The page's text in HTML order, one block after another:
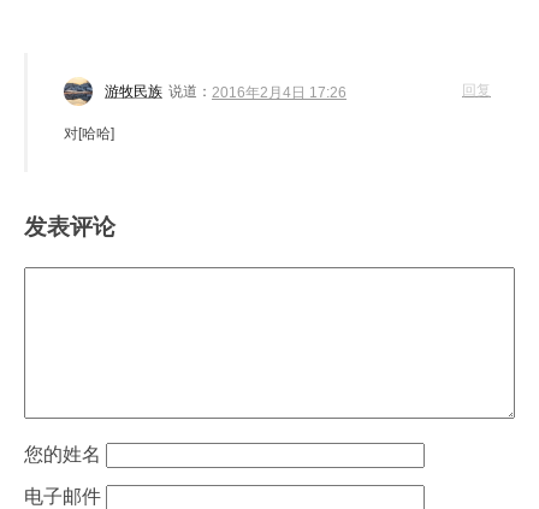
游牧民族 说道： 2016年2月4日 17:26
对[哈哈]
回复
发表评论
姓名
电子邮件